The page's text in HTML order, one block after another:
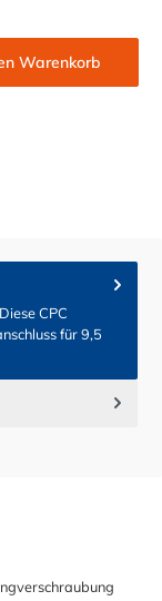
Schaltflächen um die Anzahl
Warenkorb
CPC
für 9,5